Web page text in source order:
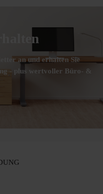
an und erhalten Sie
- plus wertvoller Büro- &